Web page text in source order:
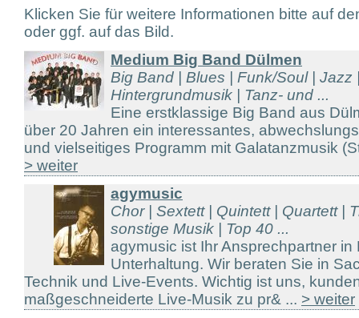
Klicken Sie für weitere Informationen bitte auf
oder ggf. auf das Bild.
Medium Big Band Dülmen
Big Band | Blues | Funk/Soul | Jazz
Hintergrundmusik | Tanz- und ...
Eine erstklassige Big Band aus
über 20 Jahren ein interessantes,
und vielseitiges Programm mit Galatanzmusik
> weiter
agymusic
Chor | Sextett | Quintett | Quartett |
sonstige Musik | Top 40 ...
agymusic ist Ihr Ansprechpartner
Unterhaltung. Wir beraten Sie in
Technik und Live-Events. Wichtig ist uns,
maßgeschneiderte Live-Musik zu pr& ... > weiter